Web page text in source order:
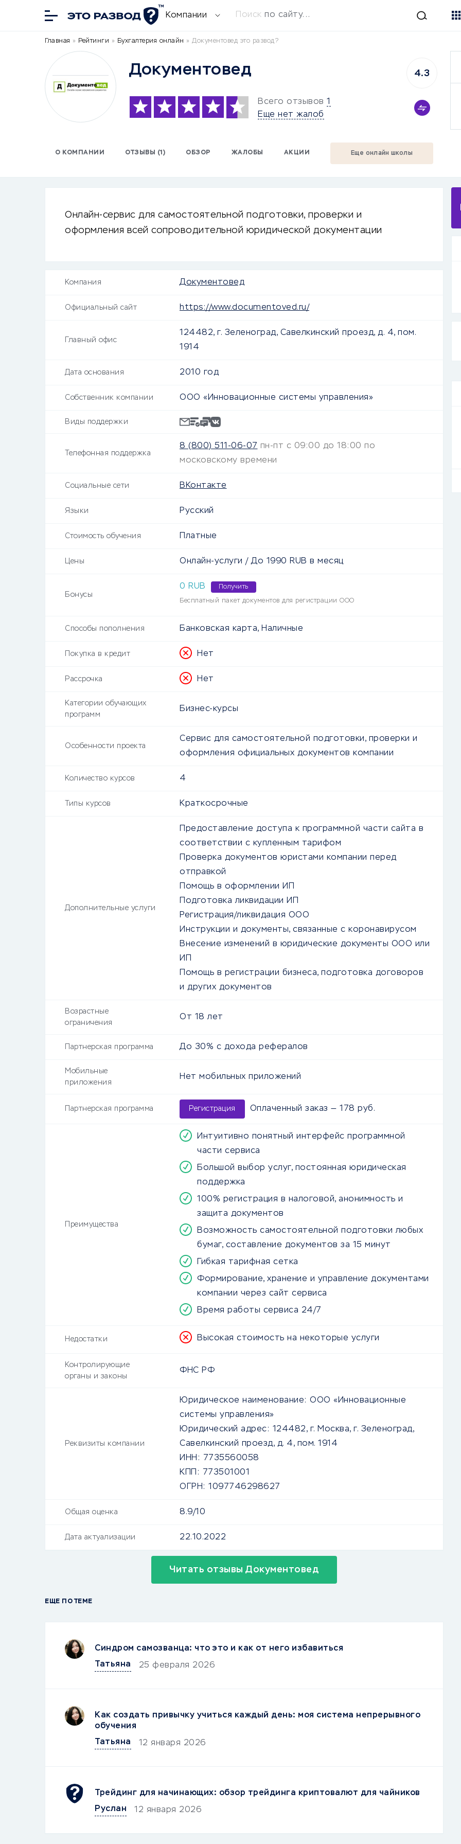
Компании Поиск по сайту...
Главная » Рейтинги » Бухгалтерия онлайн » Документовед это развод?
Документовед
Всего отзывов 1
Еще нет жалоб
4.3
О КОМПАНИИ ОТЗЫВЫ (1) ОБЗОР ЖАЛОБЫ АКЦИИ Еще онлайн школы
Онлайн-сервис для самостоятельной подготовки, проверки и
оформления всей сопроводительной юридической документации
Компания Документовед
Официальный сайт https://www.documentoved.ru/
Главный офис
124482, г. Зеленоград, Савелкинский проезд, д. 4, пом.
1914
Дата основания 2010 год
Собственник компании ООО «Инновационные системы управления»
Виды поддержки
Телефонная поддержка
8 (800) 511-06-07 пн-пт с 09:00 до 18:00 по
московскому времени
Социальные сети ВКонтакте
Языки Русский
Стоимость обучения Платные
Цены Онлайн-услуги /До 1990 RUB в месяц
Бонусы
0 RUB Получить
Бесплатный пакет документов для регистрации ООО
Способы пополнения Банковская карта, Наличные
Покупка в кредит Нет
Рассрочка Нет
Категории обучающих
программ
Бизнес-курсы
Особенности проекта
Сервис для самостоятельной подготовки, проверки и
оформления официальных документов компании
Количество курсов 4
Типы курсов Краткосрочные
Дополнительные услуги
Предоставление доступа к программной части сайта в
соответствии с купленным тарифом
Проверка документов юристами компании перед
отправкой
Помощь в оформлении ИП
Подготовка ликвидации ИП
Регистрация/ликвидация ООО
Инструкции и документы, связанные с коронавирусом
Внесение изменений в юридические документы ООО или
ИП
Помощь в регистрации бизнеса, подготовка договоров
и других документов
Возрастные
ограничения
От 18 лет
Партнерская программа До 30% с дохода рефералов
Мобильные
приложения
Нет мобильных приложений
Партнерская программа Регистрация Оплаченный заказ — 178 руб.
Преимущества
Интуитивно понятный интерфейс программной
части сервиса
Большой выбор услуг, постоянная юридическая
поддержка
100% регистрация в налоговой, анонимность и
защита документов
Возможность самостоятельной подготовки любых
бумаг, составление документов за 15 минут
Гибкая тарифная сетка
Формирование, хранение и управление документами
компании через сайт сервиса
Время работы сервиса 24/7
Недостатки Высокая стоимость на некоторые услуги
Контролирующие
органы и законы
ФНС РФ
Реквизиты компании
Юридическое наименование: ООО «Инновационные
системы управления»
Юридический адрес: 124482, г. Москва, г. Зеленоград,
Савелкинский проезд, д. 4, пом. 1914
ИНН:
7735560058
КПП:
773501001
ОГРН: 1097746298627
Общая оценка 8.9/10
Дата актуализации 22.10.2022
Читать отзывы Документовед
ЕЩЕ ПО ТЕМЕ
Синдром самозванца: что это и как от него избавиться
Татьяна
25 февраля 2026
Как создать привычку учиться каждый день: моя система непрерывного
обучения
Татьяна
12 января 2026
Трейдинг для начинающих: обзор трейдинга криптовалют для чайников
Руслан
12 января 2026